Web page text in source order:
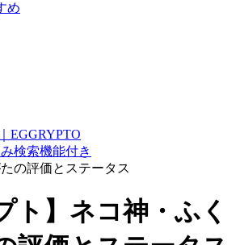
め
EGGRYPTO
検索機能付き
の評価とステータス
ト】ネコ神・ふく